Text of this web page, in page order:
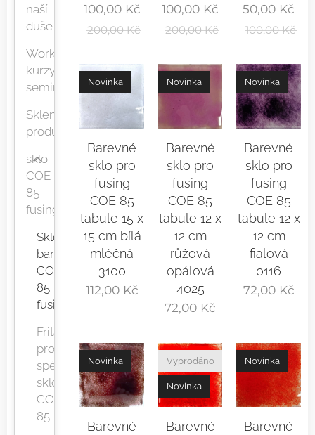
naší
duše
Workshopy,
kurzy,
semináře
Skleněné
produkty
sklo
COE
85
fusing
Sklo
barevné
COE
85
fusing
Frita
pro
spékané
sklo
COE
85
100,00Kč
200,00Kč
100,00 Kč
200,00Kč
50,00 Kč
100,00Kč
Barevné
sklo pro
fusing
COE 85
tabule 15 x
15 cm bílá
mléčná
3100
Novinka
112,00Kč
Barevné
sklo pro
fusing
COE 85
tabule 12 x
12 cm
růžová
opálová
4025
Novinka
72,00 Kč
Barevné
sklo pro
fusing
COE 85
tabule 12 x
12 cm
fialová
0116
Novinka
72,00Kč
Barevné
Novinka
Barevné
Vyprodáno
Novinka
Barevné
Novinka